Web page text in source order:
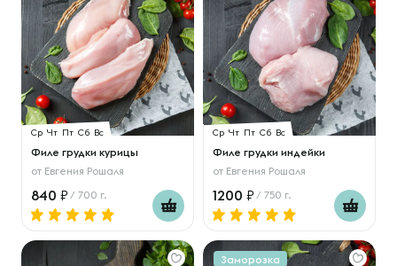
Ср Чт Пт Сб Вс
Филе грудки курицы
от Евгения Рошаля
840 / 700 г.
Ср Чт Пт Сб Вс
Филе грудки индейки
от Евгения Рошаля
1200 / 750 г.
Заморозка